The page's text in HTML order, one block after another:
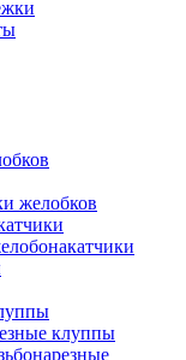
желобков
клуппы